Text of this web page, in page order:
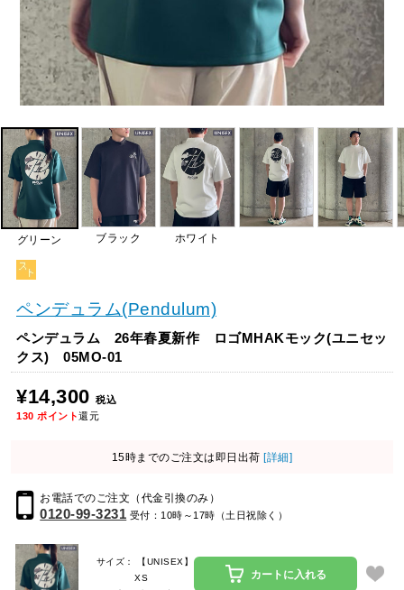
グリーン ブラック ホワイト
ペンデュラム(Pendulum)
ペンデュラム 26年春夏新作 ロゴMHAKモック(ユニセッ
クス) 05MO-01
¥14,300 税込
130 ポイント還元
15時までのご注文は即日出荷 [詳細]
お電話でのご注文（代金引換のみ）
0120-99-3231 受付：10時～17時（土日祝除く）
サイズ： 【UNISEX】
XS
カートに入れる